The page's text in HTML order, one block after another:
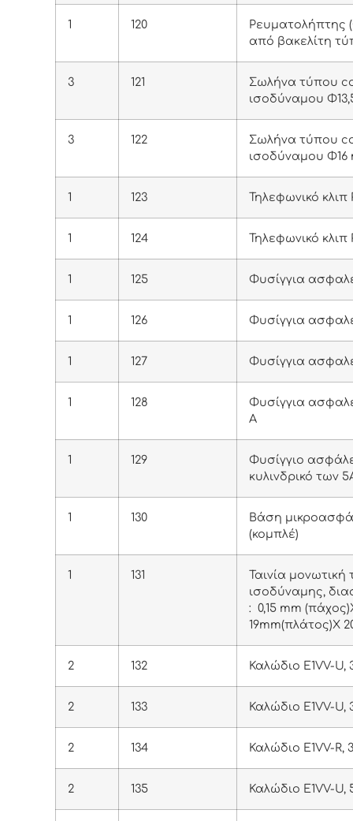
1 120
Ρευματολήπτης
από βακελίτη
3 121
Σωλήνα τύπου
ισοδύναμου
3 122
Σωλήνα τύπου
ισοδύναμου Φ16
1 123 Τηλεφωνικό κλιπ
1 124 Τηλεφωνικό κλιπ
1 125 Φυσίγγια
1 126 Φυσίγγια
1 127 Φυσίγγια
1 128
Φυσίγγια
Α
1 129
Φυσίγγιο
κυλινδρικό των
1 130
Βάση
(κομπλέ)
1 131
Ταινία
ισοδύναμης,
: 0,15 mm
19mm(πλάτος)Χ
2 132 Καλώδιο E1VV-U,
2 133 Καλώδιο E1VV-U,
2 134 Καλώδιο E1VV-R,
2 135 Καλώδιο E1VV-U,